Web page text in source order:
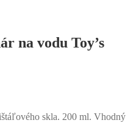
na vodu Toy’s
skla. 200 ml. Vhodný